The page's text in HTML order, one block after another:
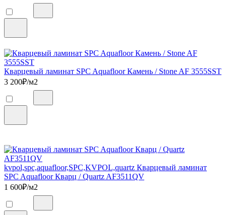
Кварцевый ламинат SPC Aquafloor Камень / Stone AF 3555SST
3 200₽/м2
kvpol,spc,aquafloor,SPC,KVPOL,quartz Кварцевый ламинат
SPC Aquafloor Кварц / Quartz AF3511QV
1 600₽/м2